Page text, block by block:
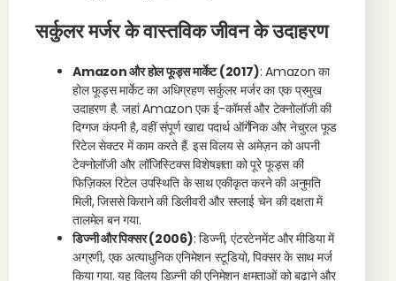
सर्कुलर मर्जर के वास्तविक जीवन के उदाहरण
Amazon और होल फूड्स मार्केट (2017): Amazon का
होल फूड्स मार्केट का अधिग्रहण सर्कुलर मर्जर का एक प्रमुख
उदाहरण है. जहां Amazon एक ई-कॉमर्स और टेक्नोलॉजी की
दिग्गज कंपनी है, वहीं संपूर्ण खाद्य पदार्थ ऑर्गेनिक और नेचुरल फूड
रिटेल सेक्टर में काम करते हैं. इस विलय से अमेज़न को अपनी
टेक्नोलॉजी और लॉजिस्टिक्स विशेषज्ञता को पूरे फूड्स की
फिज़िकल रिटेल उपस्थिति के साथ एकीकृत करने की अनुमति
मिली, जिससे किराने की डिलीवरी और सप्लाई चेन की दक्षता में
तालमेल बन गया.
डिज्नी और पिक्सर (2006): डिज्नी, एंटरटेनमेंट और मीडिया में
अग्रणी, एक अत्याधुनिक एनिमेशन स्टूडियो, पिक्सर के साथ मर्ज
किया गया. यह विलय डिज़्नी की एनिमेशन क्षमताओं को बढ़ाने और